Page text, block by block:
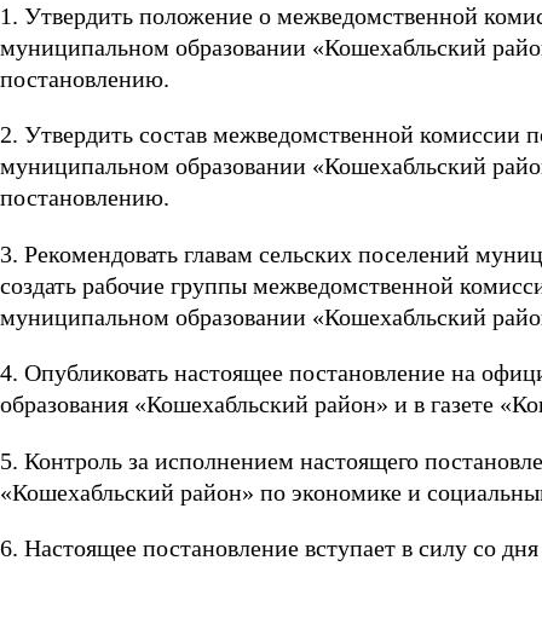
1. Утвердить положение о межведомственной
муниципальном образовании «Кошехабльский
постановлению.
2. Утвердить состав межведомственной комиссии
муниципальном образовании «Кошехабльский
постановлению.
3. Рекомендовать главам сельских поселений
создать рабочие группы межведомственной
муниципальном образовании «Кошехабльский
4. Опубликовать настоящее постановление на
образования «Кошехабльский район» и в газете
5. Контроль за исполнением настоящего
«Кошехабльский район» по экономике и
6. Настоящее постановление вступает в силу со